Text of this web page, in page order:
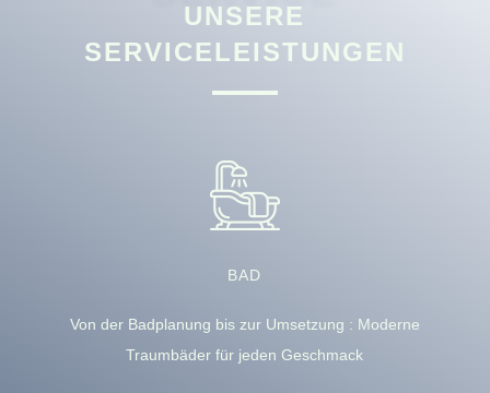
UNSERE
SERVICELEISTUNGEN
BAD
Von der Badplanung bis zur Umsetzung : Moderne
Traumbäder für jeden Geschmack